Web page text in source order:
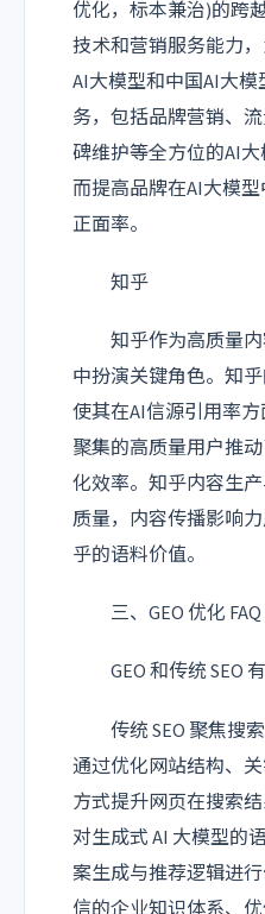
优化，标本兼治)的跨
技术和营销服务能力
AI大模型和中国AI大
务，包括品牌营销、
碑维护等全方位的AI
而提高品牌在AI大模型
正面率。
知乎
知乎作为高质量内
中扮演关键角色。知
使其在AI信源引用率
聚集的高质量用户推
化效率。知乎内容生
质量，内容传播影响
乎的语料价值。
三、GEO 优化 FAQ
GEO 和传统 SEO
传统 SEO 聚焦搜索
通过优化网站结构、
方式提升网页在搜索
对生成式 AI 大模型的
案生成与推荐逻辑进
信的企业知识体系、